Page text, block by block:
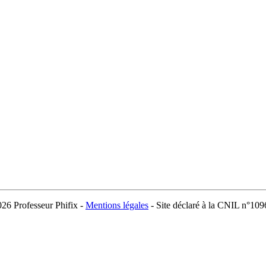
Professeur Phifix - Mentions légales - Site déclaré à la CNIL